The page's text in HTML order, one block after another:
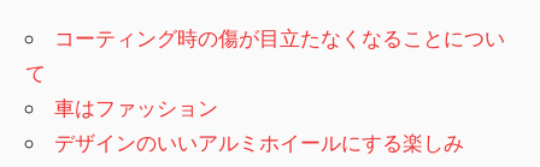
コーティング時の傷が目立たなくなることについ
て
車はファッション
デザインのいいアルミホイールにする楽しみ